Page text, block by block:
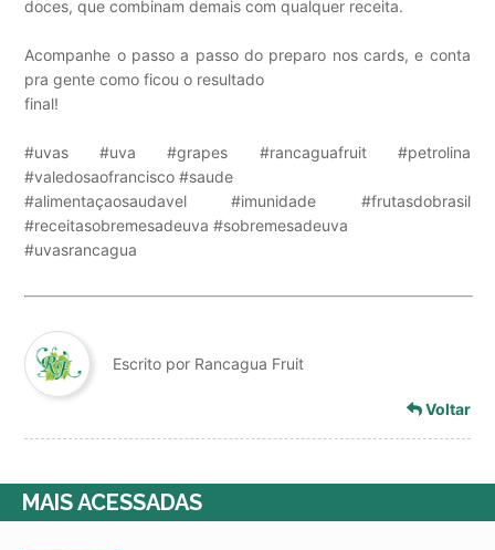
doces, que combinam demais com qualquer receita.
Acompanhe o passo a passo do preparo nos cards, e conta
pra gente como ficou o resultado
final!
#uvas #uva #grapes #rancaguafruit #petrolina
#valedosaofrancisco #saude
#alimentaçaosaudavel #imunidade #frutasdobrasil
#receitasobremesadeuva #sobremesadeuva
#uvasrancagua
Escrito por Rancagua Fruit
Voltar
MAIS ACESSADAS